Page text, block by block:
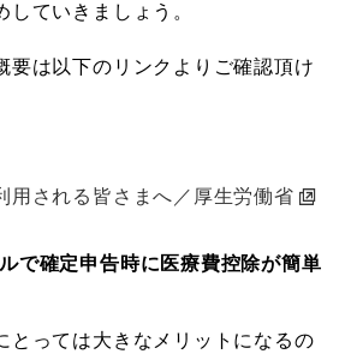
していきましょう。
要は以下のリンクよりご確認頂け
用される皆さまへ／厚生労働省
で確定申告時に医療費控除が簡単
とっては大きなメリットになるの